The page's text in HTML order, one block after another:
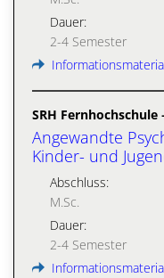
Dauer:
2-4 Semester
SRH
Angewandte
Kinder- und
Abschluss:
M.Sc.
Dauer:
2-4 Semester